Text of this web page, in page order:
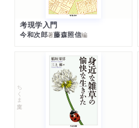
考現学入門
今和次郎著藤森照信編
ちくま文庫